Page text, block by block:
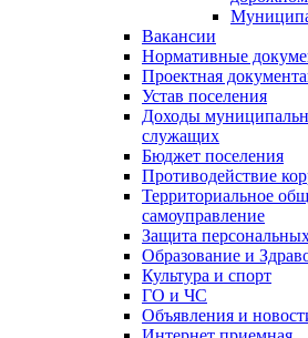
Вакансии
Нормативные
Проектная
Устав поселения
Доходы
служащих
Бюджет поселения
Противодействие
Территориальное
самоуправление
Защита
Образование и
Культура и спорт
ГО и ЧС
Объявления и